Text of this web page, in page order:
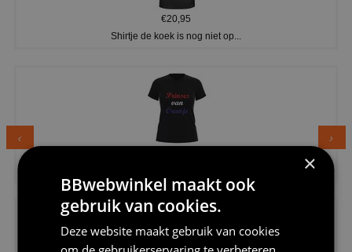
€20,95
Shirtje de koek is nog niet op...
×
BBwebwinkel maakt ook
gebruik van cookies.
Deze website maakt gebruik van cookies